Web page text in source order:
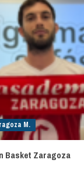
M.
Basket Zaragoza